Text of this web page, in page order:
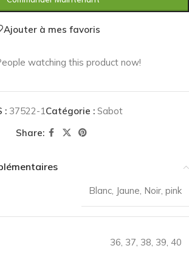
Ajouter à mes favoris
watching this product now!
: 37522-1Catégorie : Sabot
Share:
Blanc, Jaune, Noir, pink
36, 37, 38, 39, 40